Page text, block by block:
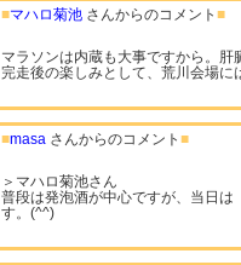
■マハロ菊池 さんからのコメント ■
マラソンは内蔵も大事ですから。肝
完走後の楽しみとして、荒川会場に
■masa さんからのコメント ■
＞マハロ菊池さん
普段は発泡酒が中心ですが、当日は
す。(^^)